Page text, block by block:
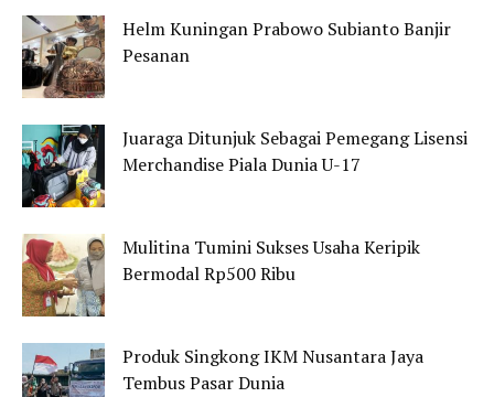
Helm Kuningan Prabowo Subianto Banjir
Pesanan
Juaraga Ditunjuk Sebagai Pemegang Lisensi
Merchandise Piala Dunia U-17
Mulitina Tumini Sukses Usaha Keripik
Bermodal Rp500 Ribu
Produk Singkong IKM Nusantara Jaya
Tembus Pasar Dunia